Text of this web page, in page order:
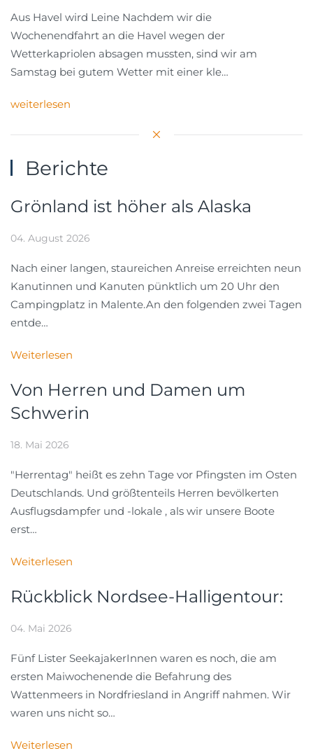
Aus Havel wird Leine Nachdem wir die
Wochenendfahrt an die Havel wegen der
Wetterkapriolen absagen mussten, sind wir am
Samstag bei gutem Wetter mit einer kle…
weiterlesen
Berichte
Grönland ist höher als Alaska
04. August 2026
Nach einer langen, staureichen Anreise erreichten neun
Kanutinnen und Kanuten pünktlich um 20 Uhr den
Campingplatz in Malente.An den folgenden zwei Tagen
entde…
Weiterlesen
Von Herren und Damen um
Schwerin
18. Mai 2026
"Herrentag" heißt es zehn Tage vor Pfingsten im Osten
Deutschlands. Und größtenteils Herren bevölkerten
Ausflugsdampfer und -lokale , als wir unsere Boote
erst…
Weiterlesen
Rückblick Nordsee-Halligentour:
04. Mai 2026
Fünf Lister SeekajakerInnen waren es noch, die am
ersten Maiwochenende die Befahrung des
Wattenmeers in Nordfriesland in Angriff nahmen. Wir
waren uns nicht so…
Weiterlesen